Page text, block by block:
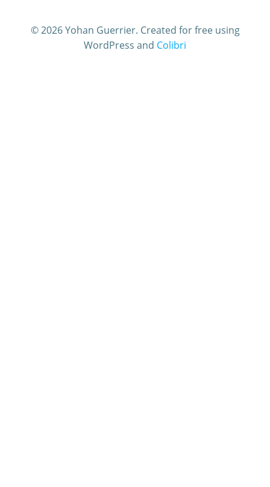
© 2026 Yohan Guerrier. Created for free using
WordPress and Colibri